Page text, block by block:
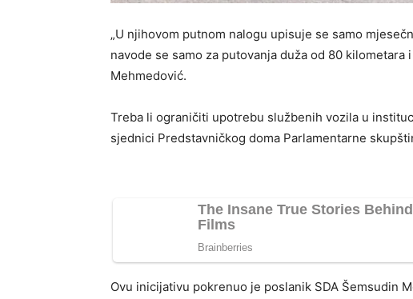
„U njihovom putnom nalogu upisuje se samo
navode se samo za putovanja duža od 80
Mehmedović.
Treba li ograničiti upotrebu službenih vozila u
sjednici Predstavničkog doma Parlamentarne
Ovu inicijativu pokrenuo je poslanik SDA Šemsudin